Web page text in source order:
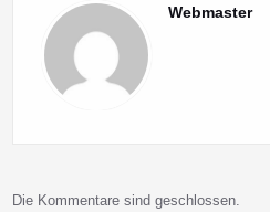
Webmaster
Die Kommentare sind geschlossen.